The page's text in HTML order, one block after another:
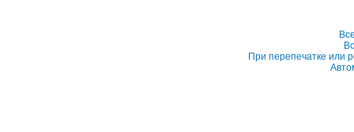
При перепечатке или